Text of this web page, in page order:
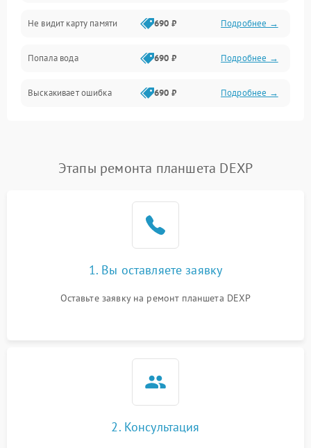
Связь
Разговор (микрофон, динамик)
Перегрев и нестабильная работа
Сеть и интернет
Память и данные
Режим работы
Не видит карту памяти 690 ₽ Подробнее →
Попала вода 690 ₽ Подробнее →
Выскакивает ошибка 690 ₽ Подробнее →
Этапы ремонта планшета DEXP
1. Вы оставляете заявку
Оставьте заявку на ремонт планшета DEXP
2. Консультация